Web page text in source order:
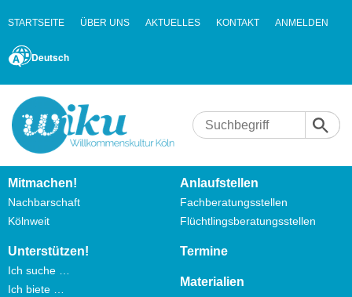
STARTSEITE ÜBER UNS AKTUELLES KONTAKT ANMELDEN
Deutsch
Mitmachen!
Nachbarschaft
Kölnweit
Anlaufstellen
Fachberatungsstellen
Flüchtlingsberatungsstellen
Unterstützen!
Ich suche …
Ich biete …
Termine
Materialien